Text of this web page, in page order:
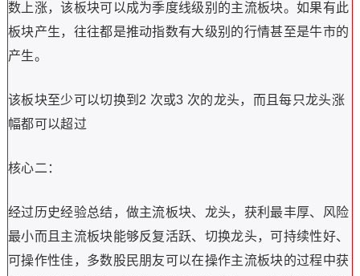
数上涨，该板块可以成为季度线级别的主流板块。如果有此
板块产生，往往都是推动指数有大级别的行情甚至是牛市的
产生。
该板块至少可以切换到2 次或3 次的龙头，而且每只龙头涨
幅都可以超过
核心二：
经过历史经验总结，做主流板块、龙头，获利最丰厚、风险
最小而且主流板块能够反复活跃、切换龙头，可持续性好、
可操作性佳，多数股民朋友可以在操作主流板块的过程中获